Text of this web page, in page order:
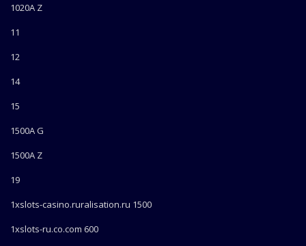
1020A Z
11
12
14
15
1500A G
1500A Z
19
1xslots-casino.ruralisation.ru 1500
1xslots-ru.co.com 600